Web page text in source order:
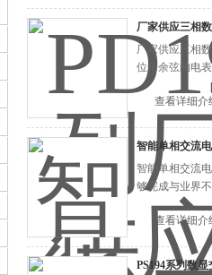
厂家供应三相
厂家供应三相
位角余弦的电
查看详细介
智能单相交流
智能单相交流
够完成与业界
查看详细介
PS194系列数